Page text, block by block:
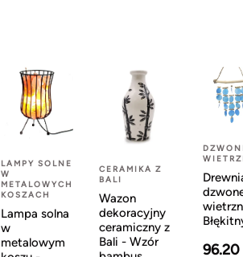
LAMPY SOLNE
W
METALOWYCH
KOSZACH
Lampa solna
w
metalowym
CERAMIKA Z
BALI
Wazon
dekoracyjny
ceramiczny z
Bali - Wzór
96.20